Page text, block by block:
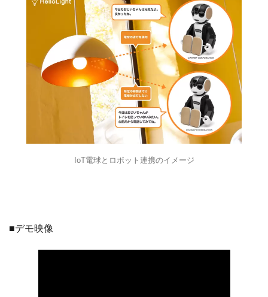
IoT電球とロボット連携のイメージ
■デモ映像